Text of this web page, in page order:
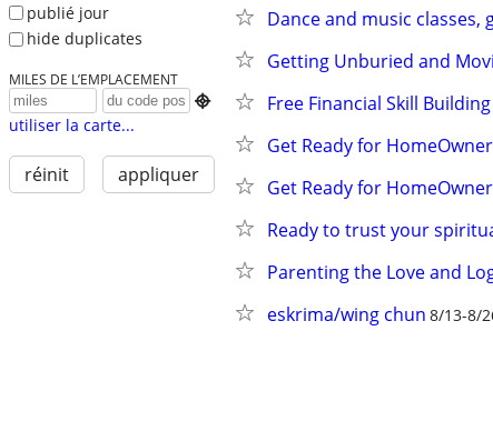
publié jour
hide duplicates
MILES DE L’EMPLACEMENT

utiliser la carte...
réinit appliquer
Dance and music
Getting Unburied and
Free Financial Skill Building
Get Ready for
Get Ready for
Ready to trust your
Parenting the Love and
eskrima/wing chun 8/13-8/